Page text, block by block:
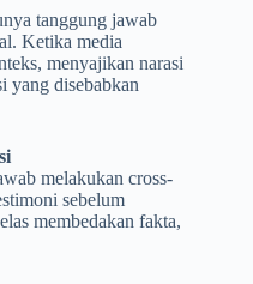
tanggung jawab
Ketika media
menyajikan narasi
yang disebabkan
melakukan cross-
sebelum
membedakan fakta,